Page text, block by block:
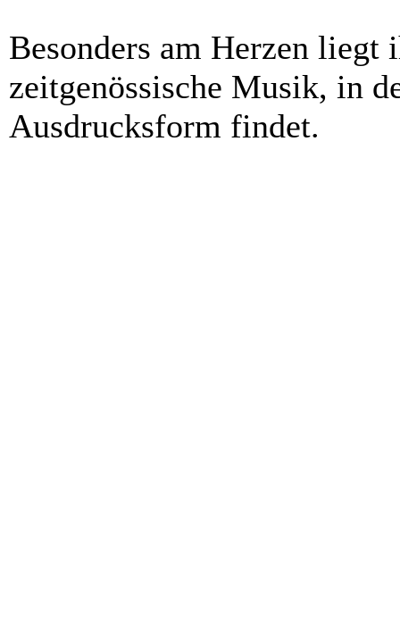
Besonders am Herzen
zeitgenössische Musik, in
Ausdrucksform findet.